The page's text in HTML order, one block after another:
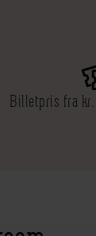
Billetpris fra